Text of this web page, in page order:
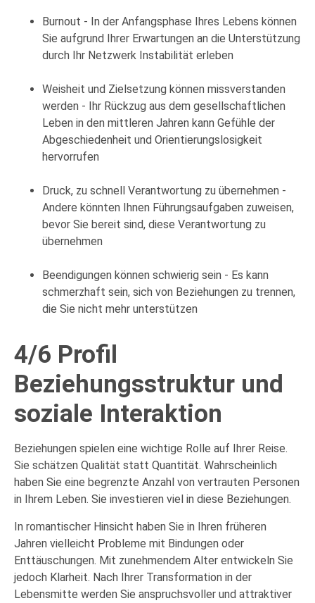
Burnout - In der Anfangsphase Ihres Lebens können
Sie aufgrund Ihrer Erwartungen an die Unterstützung
durch Ihr Netzwerk Instabilität erleben
Weisheit und Zielsetzung können missverstanden
werden - Ihr Rückzug aus dem gesellschaftlichen
Leben in den mittleren Jahren kann Gefühle der
Abgeschiedenheit und Orientierungslosigkeit
hervorrufen
Druck, zu schnell Verantwortung zu übernehmen -
Andere könnten Ihnen Führungsaufgaben zuweisen,
bevor Sie bereit sind, diese Verantwortung zu
übernehmen
Beendigungen können schwierig sein - Es kann
schmerzhaft sein, sich von Beziehungen zu trennen,
die Sie nicht mehr unterstützen
4/6 Profil
Beziehungsstruktur und
soziale Interaktion
Beziehungen spielen eine wichtige Rolle auf Ihrer Reise.
Sie schätzen Qualität statt Quantität. Wahrscheinlich
haben Sie eine begrenzte Anzahl von vertrauten Personen
in Ihrem Leben. Sie investieren viel in diese Beziehungen.
In romantischer Hinsicht haben Sie in Ihren früheren
Jahren vielleicht Probleme mit Bindungen oder
Enttäuschungen. Mit zunehmendem Alter entwickeln Sie
jedoch Klarheit. Nach Ihrer Transformation in der
Lebensmitte werden Sie anspruchsvoller und attraktiver